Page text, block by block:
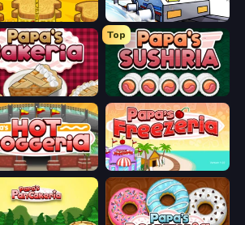
Cheeseria Obby: Ride Carts
Bakeria
Top
Papa's Sushiria
Hot Doggeria Papa's Freezeria